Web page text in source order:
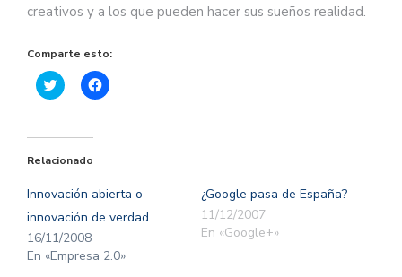
creativos y a los que pueden hacer sus sueños realidad.
Comparte esto:
Haz
clic
Twitter
abre
una
ventana
nueva)
Haz
clic
una
ventana
nueva)
Relacionado
Innovación abierta o
innovación de verdad
16/11/2008
En «Empresa 2.0»
¿Google pasa de España?
11/12/2007
En «Google+»